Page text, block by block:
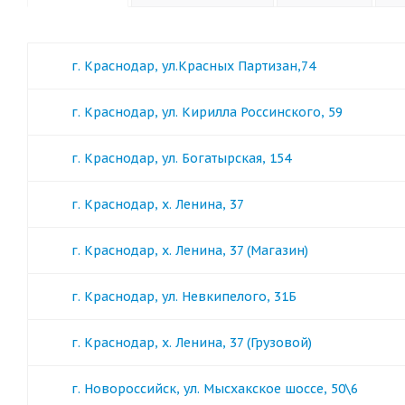
г. Краснодар, ул.Красных Партизан,74
г. Краснодар, ул. Кирилла Россинского, 59
г. Краснодар, ул. Богатырская, 154
г. Краснодар, х. Ленина, 37
г. Краснодар, х. Ленина, 37 (Магазин)
г. Краснодар, ул. Невкипелого, 31Б
г. Краснодар, х. Ленина, 37 (Грузовой)
г. Новороссийск, ул. Мысхакское шоссе, 50\6